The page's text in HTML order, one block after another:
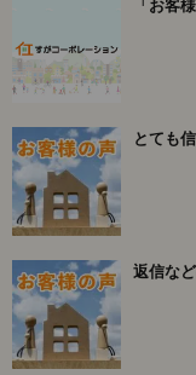
「お客
とても
返信な